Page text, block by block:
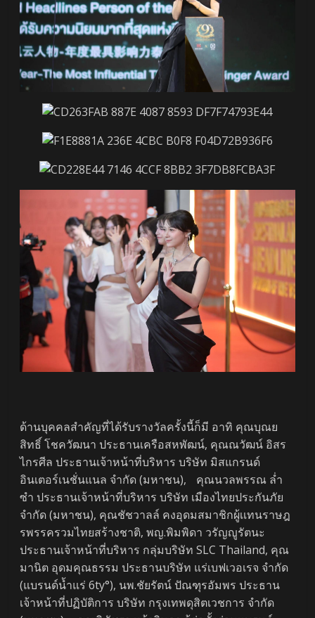
ด้านบุคคลสำคัญที่ได้รับรางวัลครั้งนี้ก็มี อาทิ คุณบุณย
สิทธิ์ โชควัฒนา ประธานเครือสหพัฒน์, คุณณวัฒน์ อิสร
ไกรศีล ประธานเจ้าหน้าที่บริหาร บริษัท มิสแกรนด์
อินเตอร์เนชั่นแนล จํากัด (มหาชน), คุณนวลพรรณ ล่ำ
ซำ ประธานเจ้าหน้าที่บริหาร บริษัท เมืองไทยประกันภัย
จำกัด (มหาชน), คุณชัชวาลล์ คงอุดมสมาชิกผู้เเทนราษฎ
รพรรครวมไทยสร้างชาติ, พญ.พิมพิดา วรัญญูรัตนะ
ประธานเจ้าหน้าที่บริหาร กลุ่มบริษัท SLC Thailand, คุณ
มานิต อุดมคุณธรรม ประธานบริษัท แร่เบฟเวอเรจ จำกัด
(แบรนด์น้ำแร่ 6ty°), นพ.ชัยรัตน์ ปัณฑุรอัมพร ประธาน
เจ้าหน้าที่ปฏิบัติการ บริษัท กรุงเทพดุสิตเวชการ จำกัด